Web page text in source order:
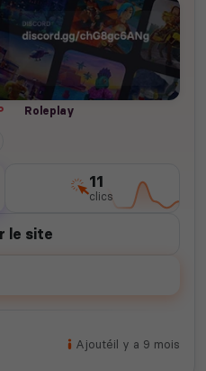
Roleplay
11
clics
le site
Ajoutéil y a 9 mois